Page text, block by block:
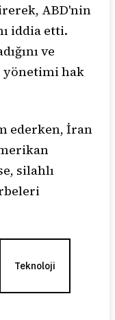
ABD'nin
iddia etti.
ve
yönetimi hak
ederken, İran
silahlı
Teknoloji